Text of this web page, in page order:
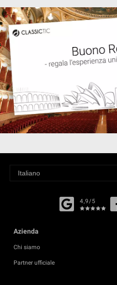
4,9/5
Azienda
Chi siamo
Partner ufficiale